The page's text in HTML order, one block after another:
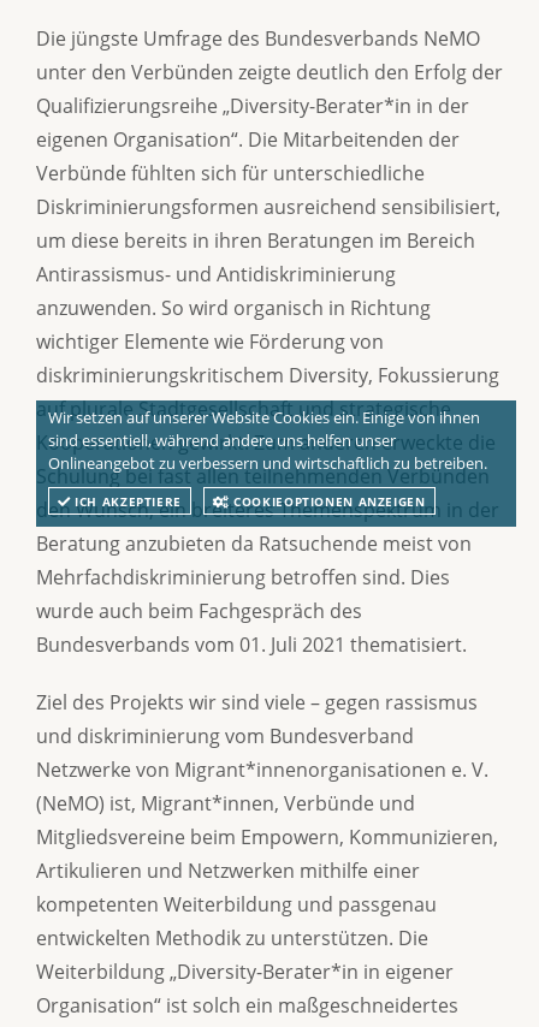
Wir setzen auf unserer Website Cookies ein. Einige von ihnen
sind essentiell, während andere uns helfen unser
Onlineangebot zu verbessern und wirtschaftlich zu betreiben.
ICH AKZEPTIERE COOKIEOPTIONEN ANZEIGEN
Die jüngste Umfrage des Bundesverbands NeMO
unter den Verbünden zeigte deutlich den Erfolg der
Qualifizierungsreihe „Diversity-Berater*in in der
eigenen Organisation“. Die Mitarbeitenden der
Verbünde fühlten sich für unterschiedliche
Diskriminierungsformen ausreichend sensibilisiert,
um diese bereits in ihren Beratungen im Bereich
Antirassismus- und Antidiskriminierung
anzuwenden. So wird organisch in Richtung
wichtiger Elemente wie Förderung von
diskriminierungskritischem Diversity, Fokussierung
auf plurale Stadtgesellschaft und strategische
Kooperationen gewirkt. Zum anderen erweckte die
Schulung bei fast allen teilnehmenden Verbünden
den Wunsch, ein breiteres Themenspektrum in der
Beratung anzubieten da Ratsuchende meist von
Mehrfachdiskriminierung betroffen sind. Dies
wurde auch beim Fachgespräch des
Bundesverbands vom 01. Juli 2021 thematisiert.
Ziel des Projekts wir sind viele – gegen rassismus
und diskriminierung vom Bundesverband
Netzwerke von Migrant*innenorganisationen e. V.
(NeMO) ist, Migrant*innen, Verbünde und
Mitgliedsvereine beim Empowern, Kommunizieren,
Artikulieren und Netzwerken mithilfe einer
kompetenten Weiterbildung und passgenau
entwickelten Methodik zu unterstützen. Die
Weiterbildung „Diversity-Berater*in in eigener
Organisation“ ist solch ein maßgeschneidertes